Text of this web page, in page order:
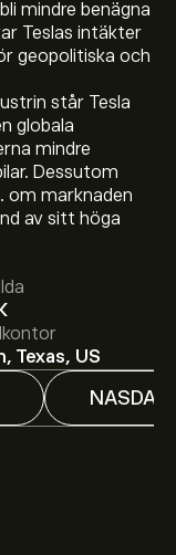
mindre benägna
Teslas intäkter
geopolitiska och
står Tesla
globala
mindre
Dessutom
om marknaden
av sitt höga
Texas, US
NASDAQ
Motors, Inc. är
att få detaljerade
för Tesla Motors,
rapporter
prognosen för